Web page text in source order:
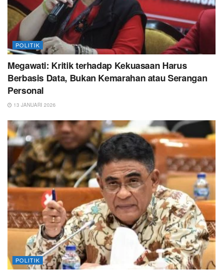
POLITIK
Megawati: Kritik terhadap Kekuasaan Harus
Berbasis Data, Bukan Kemarahan atau Serangan
Personal
13 JANUARI 2026
POLITIK